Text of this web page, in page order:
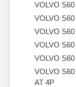
VOLVO S60
VOLVO S60
VOLVO S60
VOLVO S60
VOLVO S60
VOLVO S60
AT 4P